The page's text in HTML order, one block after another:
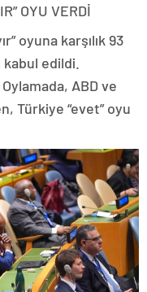
OYU VERDİ
oyuna karşılık 93
kabul edildi.
ABD ve
Türkiye “evet” oyu